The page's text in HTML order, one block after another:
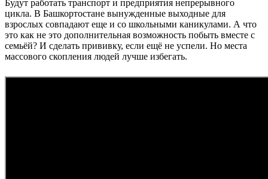
Будут работать транспорт и предприятия непрерывного
цикла. В Башкортостане вынужденные выходные для
взрослых совпадают еще и со школьными каникулами. А что
это как не это дополнительная возможность побыть вместе с
семьёй? И сделать прививку, если ещё не успели. Но места
массового скопления людей лучше избегать.